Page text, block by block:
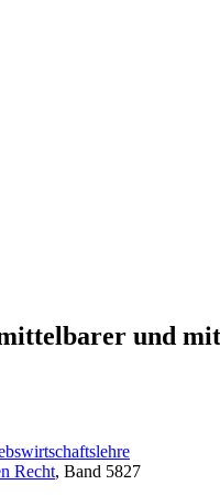
und
Recht, Band 5827